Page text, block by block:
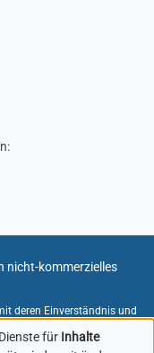
nicht-kommerzielles
deren Einverständnis und
Darstellung im
für Inhalte